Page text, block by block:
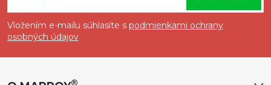
á
p
Vložením e-mailu súhlasíte s podmienkami ochrany
osobných údajov
®